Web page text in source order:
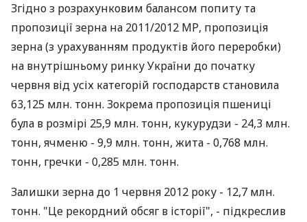
Згідно з розрахунковим балансом попиту та
пропозиції зерна на 2011/2012 МР, пропозиція
зерна (з урахуванням продуктів його переробки)
на внутрішньому ринку України до початку
червня від усіх категорій господарств становила
63,125 млн. тонн. Зокрема пропозиція пшениці
була в розмірі 25,9 млн. тонн, кукурудзи - 24,3 млн.
тонн, ячменю - 9,9 млн. тонн, жита - 0,768 млн.
тонн, гречки - 0,285 млн. тонн.
Залишки зерна до 1 червня 2012 року - 12,7 млн.
тонн. "Це рекордний обсяг в історії", - підкреслив